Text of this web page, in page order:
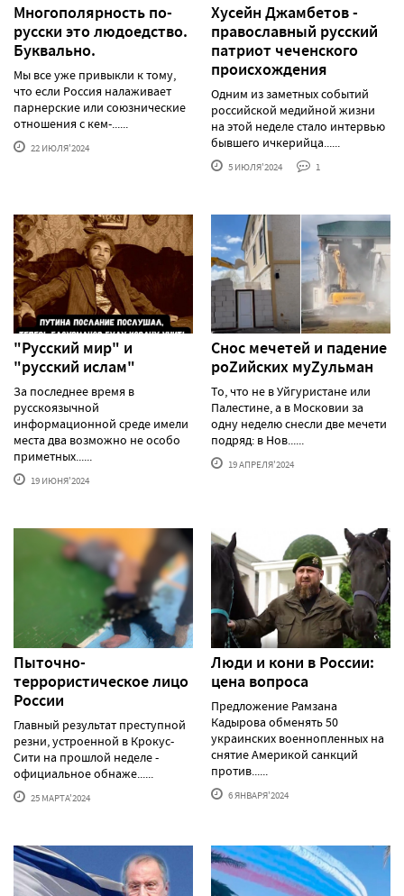
Многополярность по-
русски это людоедство.
Буквально.
Мы все уже привыкли к тому,
что если Россия налаживает
парнерские или союзнические
отношения с кем-......
22 ИЮЛЯ'2024
Хусейн Джамбетов -
православный русский
патриот чеченского
происхождения
Одним из заметных событий
российской медийной жизни
на этой неделе стало интервью
бывшего ичкерийца......
5 ИЮЛЯ'2024 1
"Русский мир" и
"русский ислам"
За последнее время в
русскоязычной
информационной среде имели
места два возможно не особо
приметных......
19 ИЮНЯ'2024
Снос мечетей и падение
роZийских муZульман
То, что не в Уйгуристане или
Палестине, а в Московии за
одну неделю снесли две мечети
подряд: в Нов......
19 АПРЕЛЯ'2024
Пыточно-
террористическое лицо
России
Главный результат преступной
резни, устроенной в Крокус-
Сити на прошлой неделе -
официальное обнаже......
25 МАРТА'2024
Люди и кони в России:
цена вопроса
Предложение Рамзана
Кадырова обменять 50
украинских военнопленных на
снятие Америкой санкций
против......
6 ЯНВАРЯ'2024